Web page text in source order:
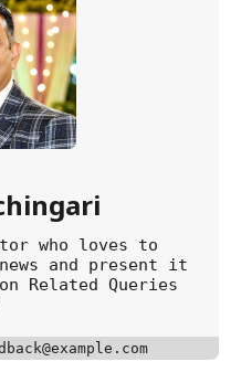
who loves to
and present it
Related Queries